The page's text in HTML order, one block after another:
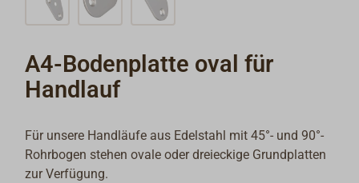
A4-Bodenplatte oval für
Handlauf
Für unsere Handläufe aus Edelstahl mit 45°- und 90°-
Rohrbogen stehen ovale oder dreieckige Grundplatten
zur Verfügung.